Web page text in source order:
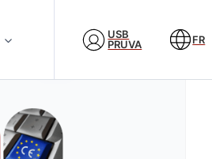
USB
PRUVA
FR